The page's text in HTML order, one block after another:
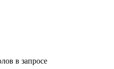
в запросе